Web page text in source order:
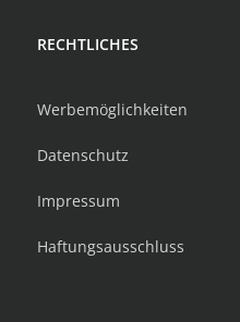
RECHTLICHES
Werbemöglichkeiten
Datenschutz
Impressum
Haftungsausschluss